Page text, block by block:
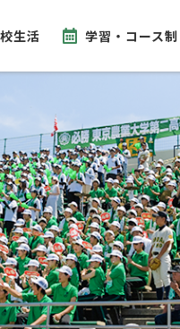
生活 学習・コース制